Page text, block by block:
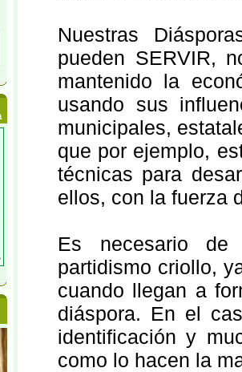
Nuestras
pueden SERVIR,
mantenido la
usando sus
municipales,
que por ejemplo,
técnicas para
ellos, con la fuerza
Es necesario de
partidismo criollo,
cuando llegan a
diáspora. En el
identificación y
como lo hacen la